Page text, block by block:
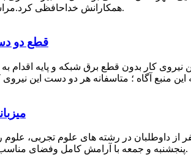
همکارانش خداحافظی کرد.مراسم تودیع و معارفه وی امروز برگزار گردید.
قطع دو
نیروی کار بدون قطع برق شبکه و پایه اقدام
رحمانی سرپرست دانشگاه پیام نور ممسنی در خصوص برگزاری کنکور سراسری اظهار داشت: 1000
پنجشنبه و جمعه با آرامش کامل وفضای مناسب در این مرکز دانشگاهی به رقابت پرداختند.